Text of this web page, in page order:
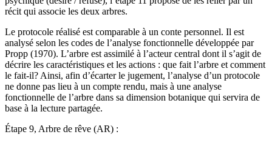
récit qui associe les deux arbres.
Le protocole réalisé est comparable à un conte personnel. Il est
analysé selon les codes de l’analyse fonctionnelle développée par
Propp (1970). L’arbre est assimilé à l’acteur central dont il s’agit de
décrire les caractéristiques et les actions : que fait l’arbre et comment
le fait-il? Ainsi, afin d’écarter le jugement, l’analyse d’un protocole
ne donne pas lieu à un compte rendu, mais à une analyse
fonctionnelle de l’arbre dans sa dimension botanique qui servira de
base à la lecture partagée.
Étape 9, Arbre de rêve (AR) :